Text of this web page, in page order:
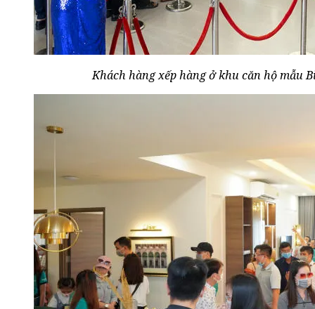
Khách hàng xếp hàng ở khu căn hộ mẫu